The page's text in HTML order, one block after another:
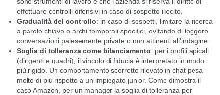
effettuare controlli difensivi in caso di sospetto illecito.
Gradualità del controllo: in caso di sospetti, limitare la ricerca
a parole chiave o archi temporali specifici, evitando di leggere
conversazioni palesemente private o non attinenti all’indagine.
Soglia di tolleranza come bilanciamento: per i profili apicali
(dirigenti e quadri), il vincolo di fiducia è interpretato in modo
più rigido. Un comportamento scorretto rilevato in chat pesa
molto di più rispetto a un impiegato junior. Come dimostra il
caso Amazon, per un manager la soglia di tolleranza per